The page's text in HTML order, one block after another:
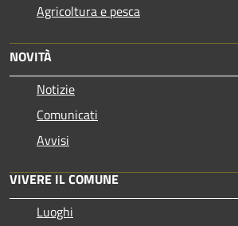
Agricoltura e pesca
NOVITÀ
Notizie
Comunicati
Avvisi
VIVERE IL COMUNE
Luoghi